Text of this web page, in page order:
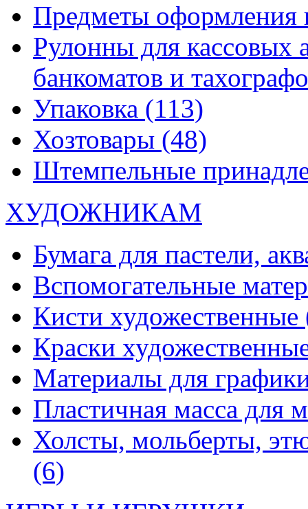
Предметы оформления
Рулонны для кассовых
банкоматов и
Упаковка (113)
Хозтовары (48)
Штемпельные
ХУДОЖНИКАМ
Бумага для пастели,
Вспомогательные
Кисти художественные
Краски
Материалы для
Пластичная масса для
Холсты, мольберты,
(6)